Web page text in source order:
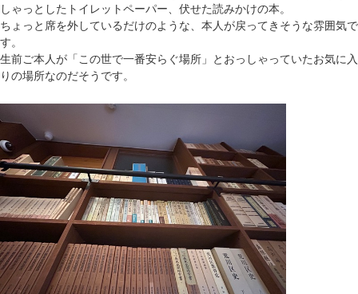
しゃっとしたトイレットペーパー、伏せた読みかけの本。
ちょっと席を外しているだけのような、本人が戻ってきそうな雰囲気で
す。
生前ご本人が「この世で一番安らぐ場所」とおっしゃっていたお気に入
りの場所なのだそうです。